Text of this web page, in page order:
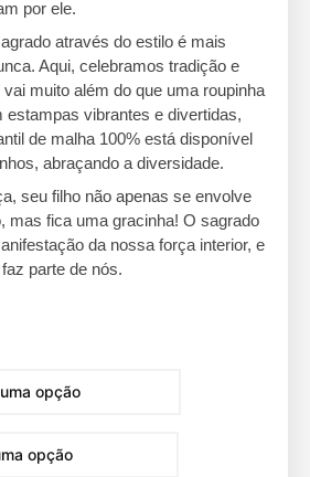
por ele.
através do estilo é mais
Aqui, celebramos tradição e
muito além do que uma roupinha
estampas vibrantes e divertidas,
de malha 100% está disponível
abraçando a diversidade.
seu filho não apenas se envolve
mas fica uma gracinha! O sagrado
da nossa força interior, e
parte de nós.